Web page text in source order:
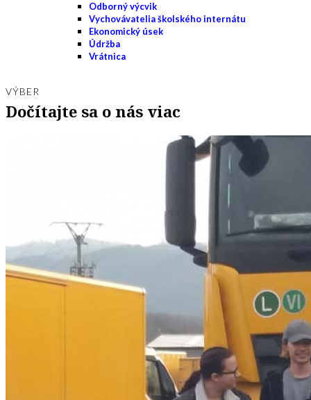
Odborný výcvik
Vychovávatelia školského internátu
Ekonomický úsek
Údržba
Vrátnica
VÝBER
Dočítajte sa o nás viac